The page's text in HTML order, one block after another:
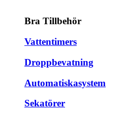
Bra Tillbehör
Vattentimers
Droppbevatning
Automatiskasystem
Sekatörer